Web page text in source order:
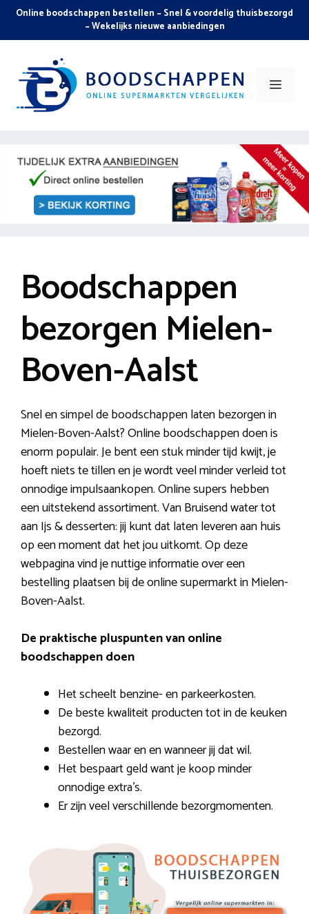
Skip
content
Online boodschappen bestellen ~ Snel & voordelig thuisbezorgd
~ Wekelijks nieuwe aanbiedingen
Menu
Boodschappen
bezorgen Mielen-
Boven-Aalst
Snel en simpel de boodschappen laten bezorgen in
Mielen-Boven-Aalst? Online boodschappen doen is
enorm populair. Je bent een stuk minder tijd kwijt, je
hoeft niets te tillen en je wordt veel minder verleid tot
onnodige impulsaankopen. Online supers hebben
een uitstekend assortiment. Van Bruisend water tot
aan Ijs & desserten: jij kunt dat laten leveren aan huis
op een moment dat het jou uitkomt. Op deze
webpagina vind je nuttige informatie over een
bestelling plaatsen bij de online supermarkt in Mielen-
Boven-Aalst.
De praktische pluspunten van online
boodschappen doen
Het scheelt benzine- en parkeerkosten.
De beste kwaliteit producten tot in de keuken
bezorgd.
Bestellen waar en en wanneer jij dat wil.
Het bespaart geld want je koop minder
onnodige extra’s.
Er zijn veel verschillende bezorgmomenten.